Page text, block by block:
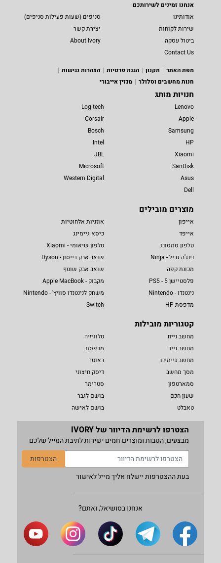
אנחנו זמינים לשירותכם
אודותינו
סניפים (שעות פעילות סניפים)
שירות לקוחות
יצירת קשר
ביטול עסקה
About Ivory
Contact Us
מפת האתר
תקנון הגנת פרטיות
הצהרות נגישות
חנות מחשבים וסלולר
מגזין אייבורי
חנויות מותג
Lenovo
Apple
Samsung
HP
Xiaomi
SanDisk
Asus
Dell
Logitech
Corsair
Bosch
Intel
JBL
Microsoft
Western Digital
מוצרים מובילים
אייפון
אייפד
טלפון סמסונג
נינג'ה גריל - Ninja
מכונת קפה
פלסטיישן 5 - PS5
נינטנדו - Nintendo
מדפסת HP
אוזניות אלחוטיות
כיסא גיימינג
טלפון שיאומי - Xiaomi
שואב אבק דייסון - Dyson
שואב אבק שוטף
מקבוק - Apple MacBook
משחק לנינטנדו סוויץ' - Nintendo
Switch
קטגוריות מובילות
מחשב נייח
מחשב נייד
מחשב גיימינג
מסך מחשב
סמארטפון
שעון חכם
טאבלט
טלוויזיה
מדפסת
ראוטר
דיסק חיצוני
סטרימר
בושם לגבר
בושם לאישה
הצטרפו לרשימת הדיוור של IVORY
מבצעים, הטבות ומוצרים חמים ישירות לתיבת המייל שלכם
הצטרפות
בעת ההצטרפות יישלח אליך מייל לאישור
אנחנו בסושיאל, ואתם?